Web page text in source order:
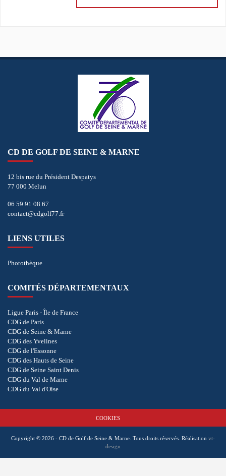
CD DE GOLF DE SEINE & MARNE
12 bis rue du Président Despatys
77 000 Melun
06 59 91 08 67
contact@cdgolf77.fr
LIENS UTILES
Photothèque
COMITÉS DÉPARTEMENTAUX
Ligue Paris - Île de France
CDG de Paris
CDG de Seine & Marne
CDG des Yvelines
CDG de l'Essonne
CDG des Hauts de Seine
CDG de Seine Saint Denis
CDG du Val de Marne
CDG du Val d'Oise
COOKIES
Copyright © 2026 - CD de Golf de Seine & Marne. Tous droits réservés. Réalisation vt-
design